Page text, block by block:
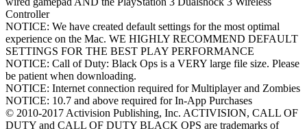
Controller
NOTICE: We have created default settings for the most optimal
experience on the Mac. WE HIGHLY RECOMMEND DEFAULT
SETTINGS FOR THE BEST PLAY PERFORMANCE
NOTICE: Call of Duty: Black Ops is a VERY large file size. Please
be patient when downloading.
NOTICE: Internet connection required for Multiplayer and Zombies
NOTICE: 10.7 and above required for In-App Purchases
© 2010-2017 Activision Publishing, Inc. ACTIVISION, CALL OF
DUTY and CALL OF DUTY BLACK OPS are trademarks of